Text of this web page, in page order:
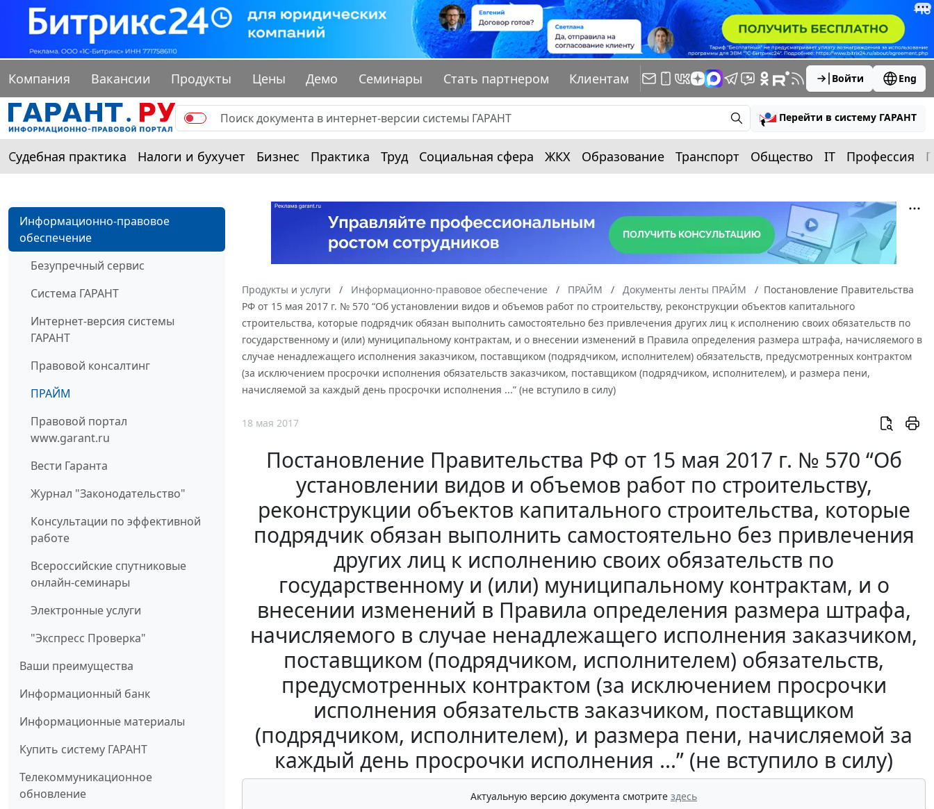
Компания Вакансии Продукты Цены Демо Семинары Стать партнером Клиентам Войти Eng
Перейти в систему ГАРАНТ
Судебная практика Налоги и бухучет Бизнес Практика Труд Социальная сфера ЖКХ Образование Транспорт Общество IT Профессия
Информационно-правовое
обеспечение
Безупречный сервис
Система ГАРАНТ
Интернет-версия системы
ГАРАНТ
Правовой консалтинг
ПРАЙМ
Правовой портал
www.garant.ru
Вести Гаранта
Журнал "Законодательство"
Консультации по эффективной
работе
Всероссийские спутниковые
онлайн-семинары
Электронные услуги
"Экспресс Проверка"
Ваши преимущества
Информационный банк
Информационные материалы
Купить систему ГАРАНТ
Телекоммуникационное
обновление
Продукты и услуги Информационно-правовое обеспечение ПРАЙМ Документы ленты ПРАЙМ
Постановление Правительства
РФ от 15 мая 2017 г. № 570 “Об установлении видов и объемов работ по строительству, реконструкции объектов капитального
строительства, которые подрядчик обязан выполнить самостоятельно без привлечения других лиц к исполнению своих обязательств по
государственному и (или) муниципальному контрактам, и о внесении изменений в Правила определения размера штрафа, начисляемого в
случае ненадлежащего исполнения заказчиком, поставщиком (подрядчиком, исполнителем) обязательств, предусмотренных контрактом
(за исключением просрочки исполнения обязательств заказчиком, поставщиком (подрядчиком, исполнителем), и размера пени,
начисляемой за каждый день просрочки исполнения ...” (не вступило в силу)
18 мая 2017
Постановление Правительства РФ от 15 мая 2017 г. № 570 “Об
установлении видов и объемов работ по строительству,
реконструкции объектов капитального строительства, которые
подрядчик обязан выполнить самостоятельно без привлечения
других лиц к исполнению своих обязательств по
государственному и (или) муниципальному контрактам, и о
внесении изменений в Правила определения размера штрафа,
начисляемого в случае ненадлежащего исполнения заказчиком,
поставщиком (подрядчиком, исполнителем) обязательств,
предусмотренных контрактом (за исключением просрочки
исполнения обязательств заказчиком, поставщиком
(подрядчиком, исполнителем), и размера пени, начисляемой за
каждый день просрочки исполнения ...” (не вступило в силу)
Актуальную версию документа смотрите здесь